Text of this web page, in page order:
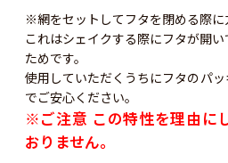
※網をセットしてフタを閉める際に
これはシェイクする際にフタが開
ためです。
使用していただくうちにフタのパ
でご安心ください。
※ご注意 この特性を理由に
おりません。